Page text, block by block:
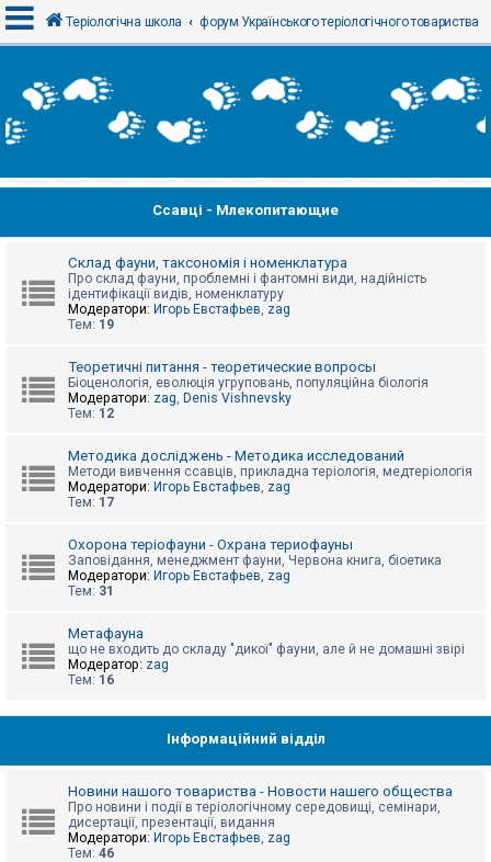
х
і
т
р
а
б
е
д
п
о
е
й
А
и
т
Теріологічна школа форум Українського теріологічного товариства
Ссавці - Млекопитающие
Склад фауни, таксономія і номенклатура
Про склад фауни, проблемні і фантомні види, надійність
ідентифікації видів, номенклатуру
Модератори: Игорь Евстафьев, zag
Тем: 19
Теоретичні питання - теоретические вопросы
Біоценологія, еволюція угруповань, популяційна біологія
Модератори: zag, Denis Vishnevsky
Тем: 12
Методика досліджень - Методика исследований
Методи вивчення ссавців, прикладна теріологія, медтеріологія
Модератори: Игорь Евстафьев, zag
Тем: 17
Охорона теріофауни - Охрана териофауны
Заповідання, менеджмент фауни, Червона книга, біоетика
Модератори: Игорь Евстафьев, zag
Тем: 31
Метафауна
що не входить до складу "дикої" фауни, але й не домашні звірі
Модератор: zag
Тем: 16
Інформаційний відділ
Новини нашого товариства - Новости нашего общества
Про новини і події в теріологічному середовищі, семінари,
дисертації, презентації, видання
Модератори: Игорь Евстафьев, zag
Тем: 46